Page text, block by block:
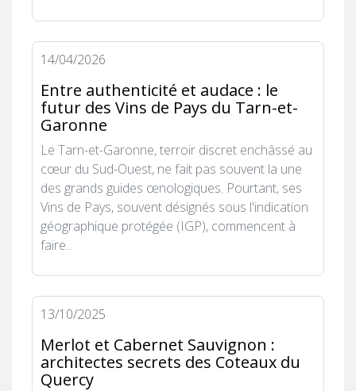
14/04/2026
Entre authenticité et audace : le
futur des Vins de Pays du Tarn-et-
Garonne
Le Tarn-et-Garonne, terroir discret enchâssé au
cœur du Sud-Ouest, ne fait pas souvent la une
des grands guides œnologiques. Pourtant, ses
Vins de Pays, souvent désignés sous l'indication
géographique protégée (IGP), commencent à
faire...
13/10/2025
Merlot et Cabernet Sauvignon :
architectes secrets des Coteaux du
Quercy